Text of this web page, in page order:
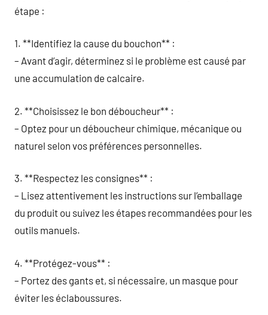
étape :
1. **Identifiez la cause du bouchon** :
– Avant d’agir, déterminez si le problème est causé par
une accumulation de calcaire.
2. **Choisissez le bon déboucheur** :
– Optez pour un déboucheur chimique, mécanique ou
naturel selon vos préférences personnelles.
3. **Respectez les consignes** :
– Lisez attentivement les instructions sur l’emballage
du produit ou suivez les étapes recommandées pour les
outils manuels.
4. **Protégez-vous** :
– Portez des gants et, si nécessaire, un masque pour
éviter les éclaboussures.